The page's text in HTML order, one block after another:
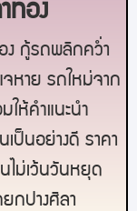
ทอง
ง กู้รถพลิกคว่ำ
หาย รถใหม่จาก
ให้คำแนะนำ
ป็นอย่างดี ราคา
ไม่เว้นวันหยุด
ยกปางศิลา